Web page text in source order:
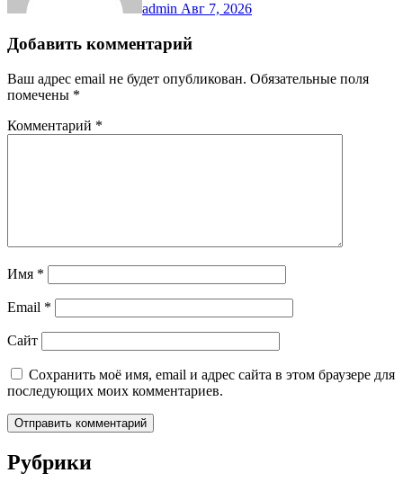
admin Авг 7, 2026
Добавить комментарий
Ваш адрес email не будет опубликован. Обязательные поля
помечены *
Комментарий *
Имя *
Email *
Сайт
Сохранить моё имя, email и адрес сайта в этом браузере для
последующих моих комментариев.
Рубрики